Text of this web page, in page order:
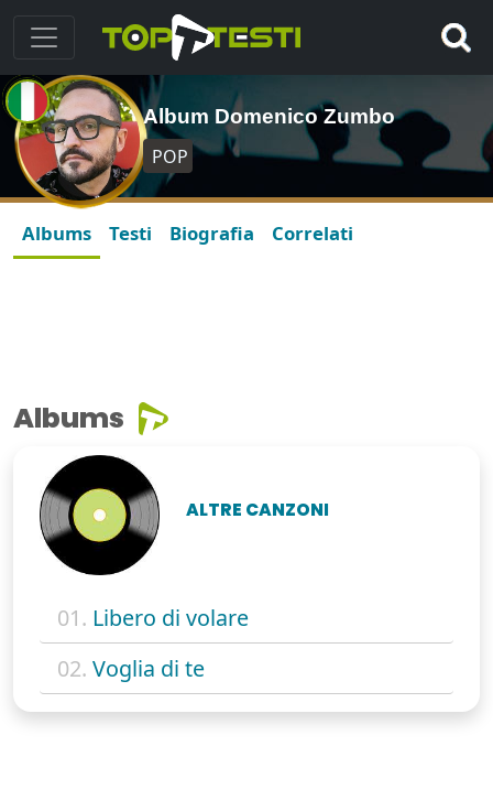
Album Domenico Zumbo
POP
Albums Testi Biografia Correlati
Albums
ALTRE CANZONI
01. Libero di volare
02. Voglia di te